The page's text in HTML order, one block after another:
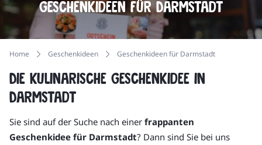
Geschenkideen für Darmstadt
Home Geschenkideen Geschenkideen für Darmstadt
Die kulinarische Geschenkidee in
Darmstadt
Sie sind auf der Suche nach einer frappanten
Geschenkidee für Darmstadt? Dann sind Sie bei uns